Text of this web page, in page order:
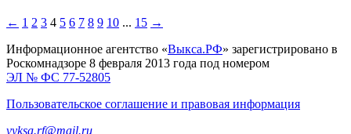
← 1 2 3 4 5 6 7 8 9 10 ... 15 →
Информационное агентство «Выкса.РФ» зарегистрировано в
Роскомнадзоре 8 февраля 2013 года под номером
ЭЛ № ФС 77-52805
Пользовательское соглашение и правовая информация
vyksa.rf@mail.ru